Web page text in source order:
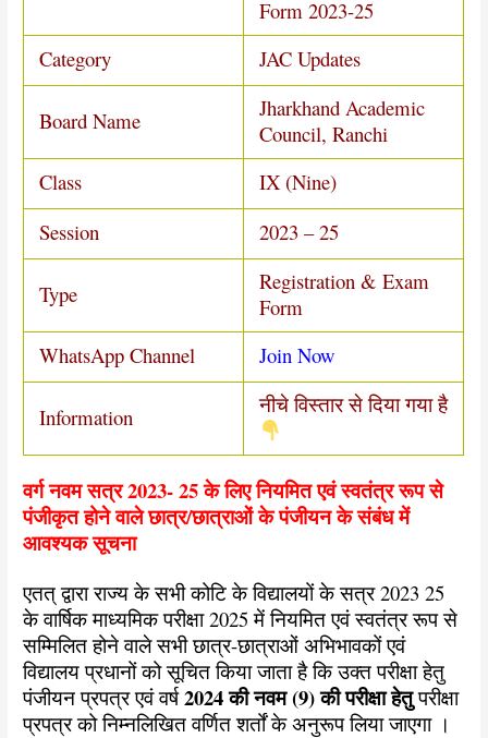
Form 2023-25
Category
JAC Updates
Board Name
Jharkhand Academic
Council, Ranchi
Class
IX (Nine)
Session
2023 – 25
Type
Registration & Exam
Form
WhatsApp Channel
Join Now
Information नीचे विस्तार से दिया गया है
वर्ग नवम सत्र 2023- 25 के लिए नियमित एवं स्वतंत्र रूप से
पंजीकृत होने वाले छात्र/छात्राओं के पंजीयन के संबंध में
आवश्यक सूचना
एतत् द्वारा राज्य के सभी कोटि के विद्यालयों के सत्र 2023 25
के वार्षिक माध्यमिक परीक्षा 2025 में नियमित एवं स्वतंत्र रूप से
सम्मिलित होने वाले सभी छात्र-छात्राओं अभिभावकों एवं
विद्यालय प्रधानों को सूचित किया जाता है कि उक्त परीक्षा हेतु
पंजीयन प्रपत्र एवं वर्ष2024 की नवम (9) की परीक्षा हेतुपरीक्षा
प्रपत्र को निम्नलिखित वर्णित शर्तों के अनुरूप लिया जाएगा ।